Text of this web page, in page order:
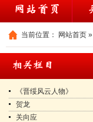
当前位置： 网站首页 »
《晋绥风云人物》
贺龙
关向应